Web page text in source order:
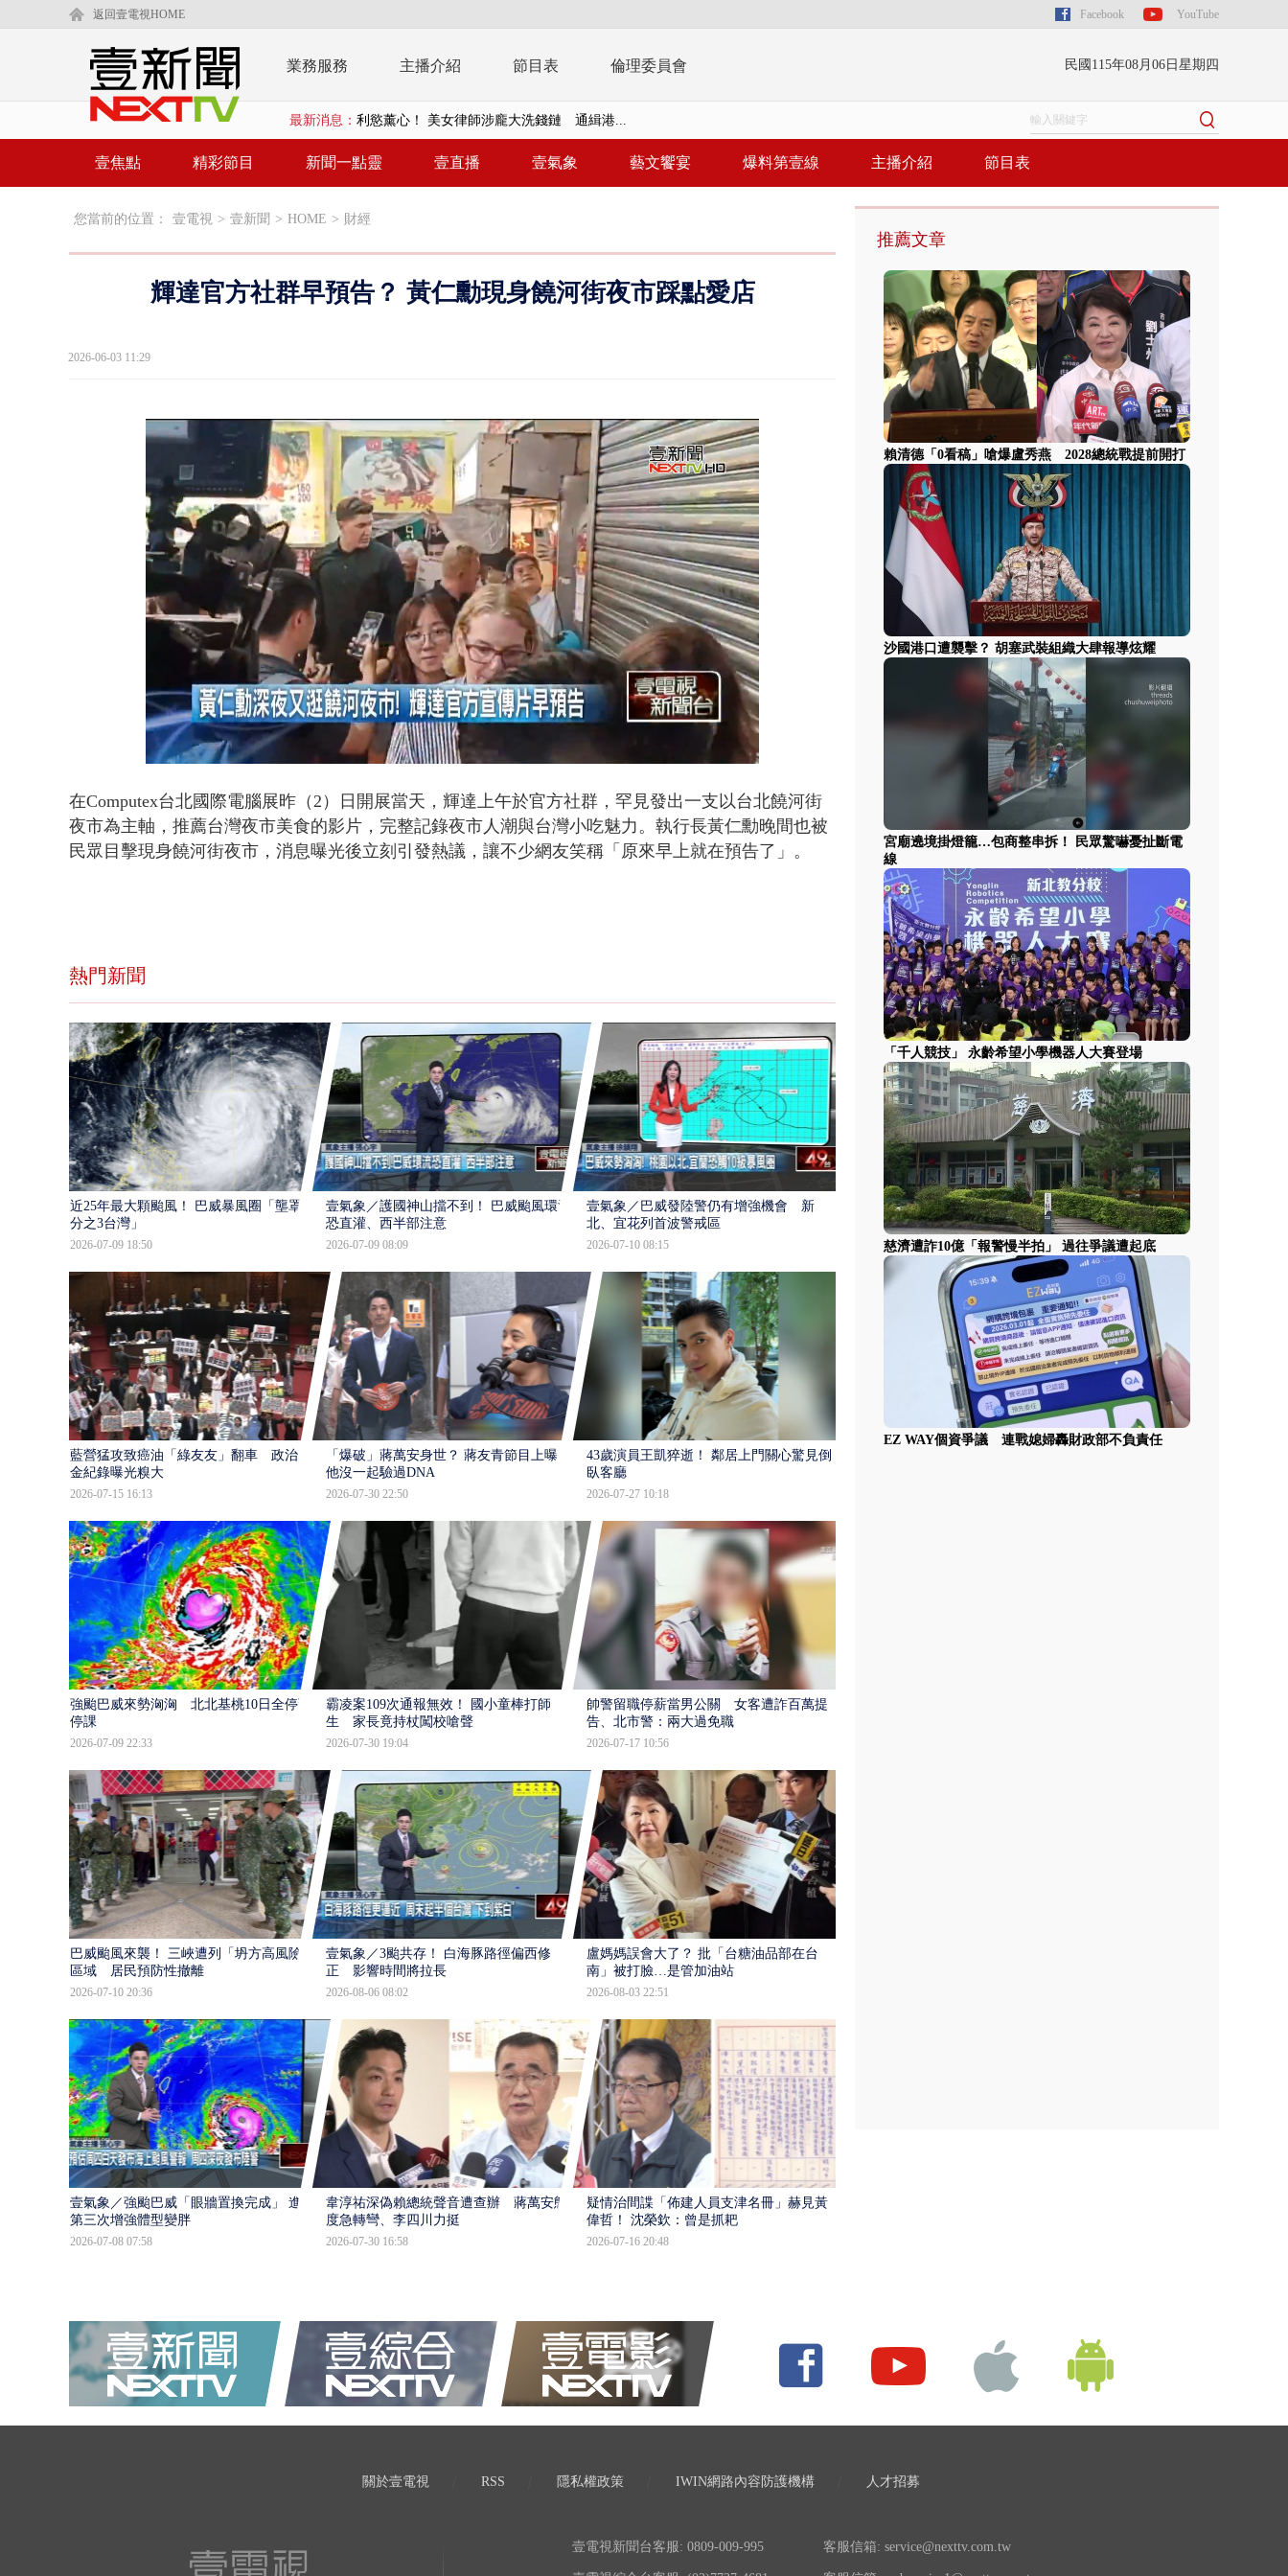
返回壹電視HOME Facebook YouTube
業務服務 主播介紹 節目表 倫理委員會 民國115年08月06日星期四
最新消息：
翁曉玲又拋刪凍預算 韓國瑜勸她思考「今年...
EZ WAY個資爭議 連戰媳婦轟財政部不負責任
救生員大武崙戲水失蹤！ 搜救艇翻覆4警消落...
狠詐慈濟「10.8億」 名律師聯手掮客騙買「B...
白海豚逼近...北市「颱風整備假」？ 蔣萬安...
壹焦點 精彩節目 新聞一點靈 壹直播 壹氣象 藝文饗宴 爆料第壹線 主播介紹 節目表
您當前的位置： 壹電視 > 壹新聞 > HOME > 財經
輝達官方社群早預告？ 黃仁勳現身饒河街夜市踩點愛店
2026-06-03 11:29
Unmute Loaded:
51.65%
在Computex台北國際電腦展昨（2）日開展當天，輝達上午於官方社群，罕見發出一支以台北饒河街
夜市為主軸，推薦台灣夜市美食的影片，完整記錄夜市人潮與台灣小吃魅力。執行長黃仁勳晚間也被
民眾目擊現身饒河街夜市，消息曝光後立刻引發熱議，讓不少網友笑稱「原來早上就在預告了」。
熱門新聞
近25年最大顆颱風！ 巴威暴風圈「壟罩4
分之3台灣」
2026-07-09 18:50
壹氣象／護國神山擋不到！ 巴威颱風環流
恐直灌、西半部注意
2026-07-09 08:09
壹氣象／巴威發陸警仍有增強機會 新
北、宜花列首波警戒區
2026-07-10 08:15
藍營猛攻致癌油「綠友友」翻車 政治獻
金紀錄曝光糗大
2026-07-15 16:13
「爆破」蔣萬安身世？ 蔣友青節目上曝：
他沒一起驗過DNA
2026-07-30 22:50
43歲演員王凱猝逝！ 鄰居上門關心驚見倒
臥客廳
2026-07-27 10:18
強颱巴威來勢洶洶 北北基桃10日全停班
停課
2026-07-09 22:33
霸凌案109次通報無效！ 國小童棒打師
生 家長竟持杖闖校嗆聲
2026-07-30 19:04
帥警留職停薪當男公關 女客遭詐百萬提
告、北市警：兩大過免職
2026-07-17 10:56
巴威颱風來襲！ 三峽遭列「坍方高風險」
區域 居民預防性撤離
2026-07-10 20:36
壹氣象／3颱共存！ 白海豚路徑偏西修
正 影響時間將拉長
2026-08-06 08:02
盧媽媽誤會大了？ 批「台糖油品部在台
南」被打臉…是管加油站
2026-08-03 22:51
壹氣象／強颱巴威「眼牆置換完成」 進入
第三次增強體型變胖
2026-07-08 07:58
韋淳祐深偽賴總統聲音遭查辦 蔣萬安態
度急轉彎、李四川力挺
2026-07-30 16:58
疑情治間諜「佈建人員支津名冊」赫見黃
偉哲！ 沈榮欽：曾是抓耙
2026-07-16 20:48
推薦文章
賴清德「0看稿」嗆爆盧秀燕 2028總統戰提前開打
沙國港口遭襲擊？ 胡塞武裝組織大肆報導炫耀
宮廟遶境掛燈籠…包商整串拆！ 民眾驚嚇憂扯斷電
線
「千人競技」 永齡希望小學機器人大賽登場
慈濟遭詐10億「報警慢半拍」 過往爭議遭起底
EZ WAY個資爭議 連戰媳婦轟財政部不負責任
關於壹電視 RSS 隱私權政策 IWIN網路內容防護機構 人才招募
壹電視新聞台客服: 0809-009-995 客服信箱: service@nexttv.com.tw